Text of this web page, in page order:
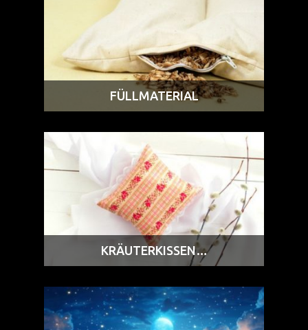
FÜLLMATERIAL
KRÄUTERKISSEN…